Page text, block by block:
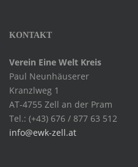
KONTAKT
Verein Eine Welt Kreis
Paul Neunhäuserer
Kranzlweg 1
AT-4755 Zell an der Pram
Tel.: (+43) 676 / 877 63 512
info@ewk-zell.at